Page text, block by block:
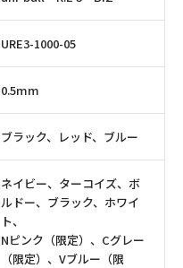
URE3-1000-05
0.5mm
ブラック、レッド、ブルー
ネイビー、ターコイズ、ボ
ルドー、ブラック、ホワイ
ト、
Nピンク（限定）、Cグレー
（限定）、Vブルー（限